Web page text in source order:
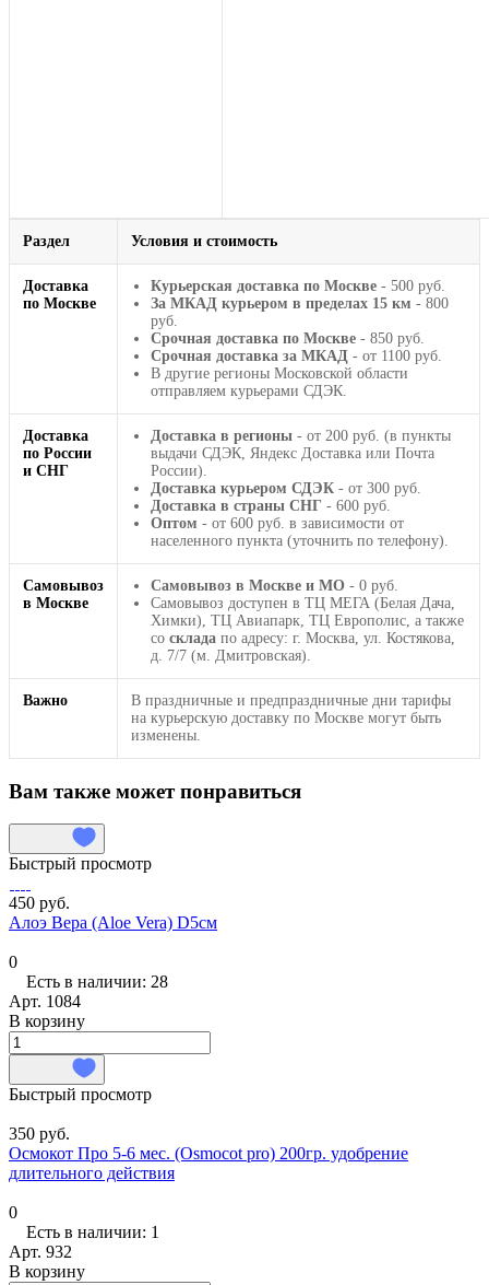
Раздел Условия и стоимость
Доставка
по Москве
Курьерская доставка по Москве - 500 руб.
За МКАД курьером в пределах 15 км - 800
руб.
Срочная доставка по Москве - 850 руб.
Срочная доставка за МКАД - от 1100 руб.
В другие регионы Московской области
отправляем курьерами СДЭК.
Доставка
по России
и СНГ
Доставка в регионы - от 200 руб. (в пункты
выдачи СДЭК, Яндекс Доставка или Почта
России).
Доставка курьером СДЭК - от 300 руб.
Доставка в страны СНГ - 600 руб.
Оптом - от 600 руб. в зависимости от
населенного пункта (уточнить по телефону).
Самовывоз
в Москве
Самовывоз в Москве и МО - 0 руб.
Самовывоз доступен в ТЦ МЕГА (Белая Дача,
Химки), ТЦ Авиапарк, ТЦ Европолис, а также
со склада по адресу: г. Москва, ул. Костякова,
д. 7/7 (м. Дмитровская).
Важно
В праздничные и предпраздничные дни тарифы
на курьерскую доставку по Москве могут быть
изменены.
Вам также может понравиться
Быстрый просмотр
450 руб.
Алоэ Вера (Aloe Vera) D5см
0
Есть в наличии: 28
Арт. 1084
В корзину
Быстрый просмотр
350 руб.
Осмокот Про 5-6 мес. (Osmocot pro) 200гр. удобрение
длительного действия
0
Есть в наличии: 1
Арт. 932
В корзину